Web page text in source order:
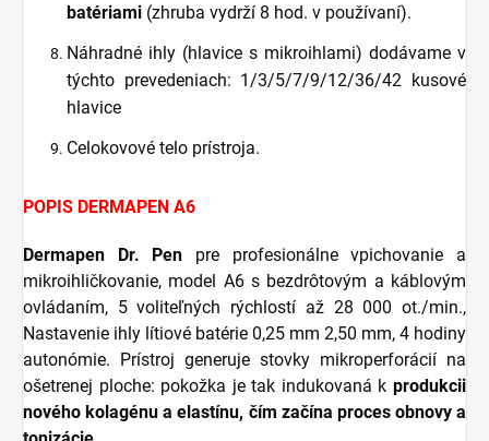
batériami (zhruba vydrží 8 hod. v používaní).
Náhradné ihly (hlavice s mikroihlami) dodávame v
týchto prevedeniach: 1/3/5/7/9/12/36/42 kusové
hlavice
Celokovové telo prístroja.
POPIS DERMAPEN A6
Dermapen Dr. Pen pre profesionálne vpichovanie a
mikroihličkovanie, model A6 s bezdrôtovým a káblovým
ovládaním, 5 voliteľných rýchlostí až 28 000 ot./min.,
Nastavenie ihly lítiové batérie 0,25 mm 2,50 mm, 4 hodiny
autonómie. Prístroj generuje stovky mikroperforácií na
ošetrenej ploche: pokožka je tak indukovaná k produkcii
nového kolagénu a elastínu, čím začína proces obnovy a